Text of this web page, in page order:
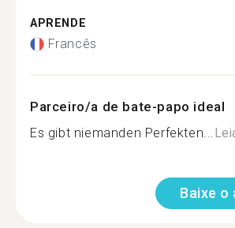
APRENDE
Francês
Parceiro/a de bate-papo ideal
Es gibt niemanden Perfekten...
Baixe o